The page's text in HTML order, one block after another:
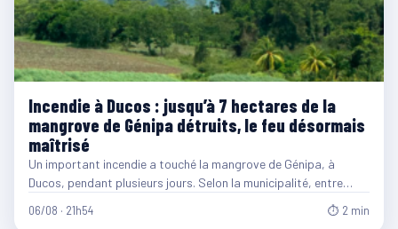
Incendie à Ducos : jusqu’à 7 hectares de la
mangrove de Génipa détruits, le feu désormais
maîtrisé
Un important incendie a touché la mangrove de Génipa, à
Ducos, pendant plusieurs jours. Selon la municipalité, entre…
06/08 · 21h54 ⏱ 2 min